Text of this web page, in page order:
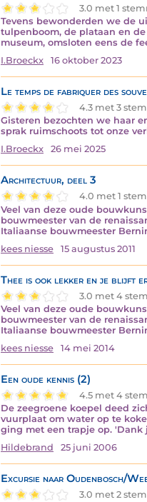
3.0 met 1
Tevens bewonderden we de
tulpenboom, de plataan en
museum, omsloten eens de
I.Broeckx
16 oktober 2023
Le temps de fabriquer des
4.3 met 3
Gisteren bezochten we haar
sprak ruimschoots tot onze
I.Broeckx
26 mei 2025
Architectuur, deel 3
4.0 met 1
Veel van deze oude
bouwmeester van de
Italiaanse bouwmeester
kees niesse
15 augustus 2011
Thee is ook lekker en je blijft
3.0 met 4
Veel van deze oude
bouwmeester van de
Italiaanse bouwmeester
kees niesse
14 mei 2014
Een oude kennis (2)
4.5 met 4
De zeegroene koepel deed
vuurplaat om water op te
ging met een trapje op. 'Dank
Hildebrand
25 juni 2006
Excursie naar Oudenbosch/
3.0 met 2